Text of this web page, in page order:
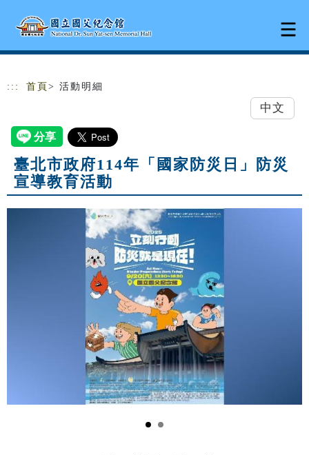
::: 首頁 > 活動明細
中文
臺北市政府114年「國家防災日」防災
宣導教育活動